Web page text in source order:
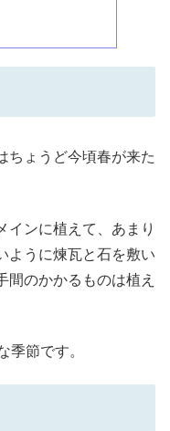
ちょうど今頃春が来た
インに植えて、あまり
ように煉瓦と石を敷い
間のかかるものは植え
季節です。